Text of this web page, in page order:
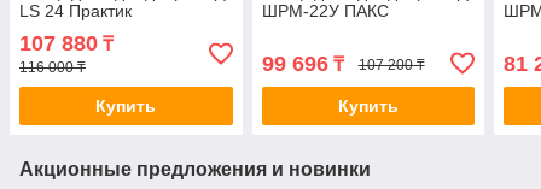
LS 24 Практик
107 880 ₸
116 000 ₸
Купить
ШРМ-22У ПАКС
99 696₸ 107 200 ₸
Купить
81
Акционные предложения и новинки